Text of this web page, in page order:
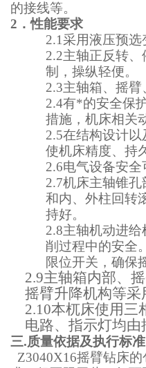
的接线等。
2．性能要求
2.1采用液压预
2.2主轴正反转
制，操纵轻便。
2.3主轴箱、摇
2.4有*的安全保
措施，机床相关
2.5在结构设计
使机床精度、持
2.6电气设备安
2.7机床主轴锥孔
和内、外柱回转
持好。
2.8主轴机动进给
削过程中的安全
限位开关，确保
2.9主轴箱内部、
摇臂升降机构等采
2.10本杌床使用三
电路、指示灯均由
三.质量依据及执行标准
Z3040X16摇臂钻床